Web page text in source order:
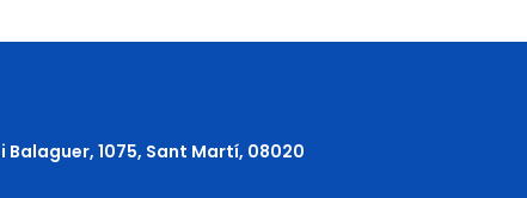
1075, Sant Martí, 08020